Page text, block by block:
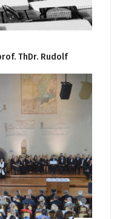
ThDr. Rudolf